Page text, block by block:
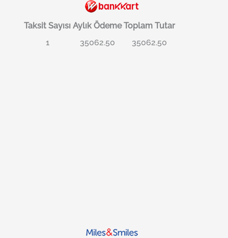
Taksit Sayısı Aylık Ödeme Toplam Tutar
1
35062.50 35062.50